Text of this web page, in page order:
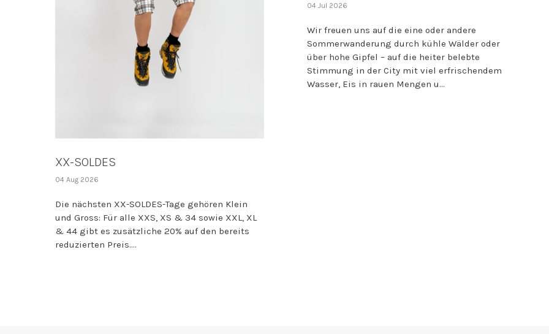
XX-SOLDES
04 Aug 2026
Die nächsten XX-SOLDES-Tage gehören Klein
und Gross: Für alle XXS, XS & 34 sowie XXL, XL
& 44 gibt es zusätzliche 20% auf den bereits
reduzierten Preis....
04 Jul 2026
Wir freuen uns auf die eine oder andere
Sommerwanderung durch kühle Wälder oder
über hohe Gipfel – auf die heiter belebte
Stimmung in der City mit viel erfrischendem
Wasser, Eis in rauen Mengen u...